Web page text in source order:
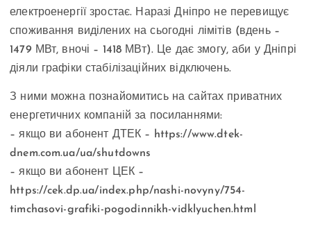
електроенергії зростає. Наразі Дніпро не перевищує
споживання виділених на сьогодні лімітів (вдень –
1479 МВт, вночі – 1418 МВт). Це дає змогу, аби у Дніпрі
діяли графіки стабілізаційних відключень.
З ними можна познайомитись на сайтах приватних
енергетичних компаній за посиланнями:
– якщо ви абонент ДТЕК – https://www.dtek-
dnem.com.ua/ua/shutdowns
– якщо ви абонент ЦЕК –
https://cek.dp.ua/index.php/nashi-novyny/754-
timchasovi-grafiki-pogodinnikh-vidklyuchen.html